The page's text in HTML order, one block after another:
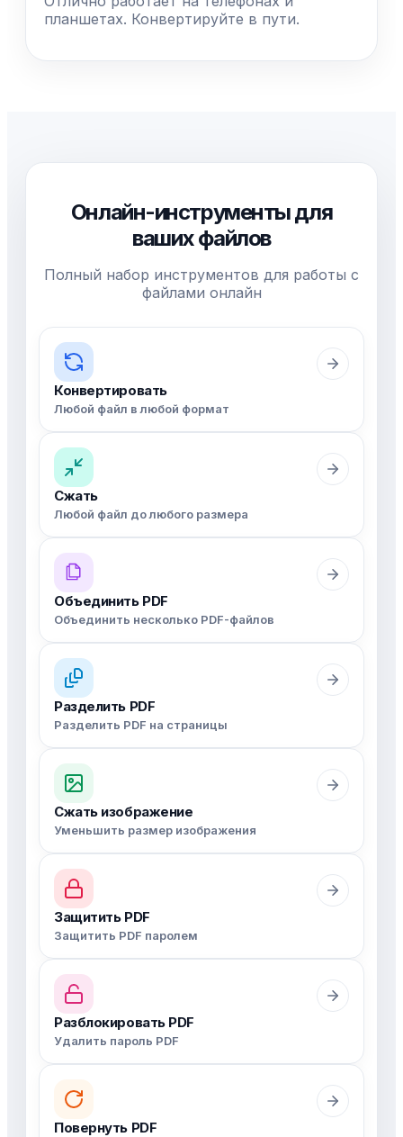
планшетах. Конвертируйте в пути.
Онлайн-инструменты для
ваших файлов
Полный набор инструментов для работы с
файлами онлайн
Конвертировать
Любой файл в любой формат
Сжать
Любой файл до любого размера
Объединить PDF
Объединить несколько PDF-файлов
Разделить PDF
Разделить PDF на страницы
Сжать изображение
Уменьшить размер изображения
Защитить PDF
Защитить PDF паролем
Разблокировать PDF
Удалить пароль PDF
Повернуть PDF